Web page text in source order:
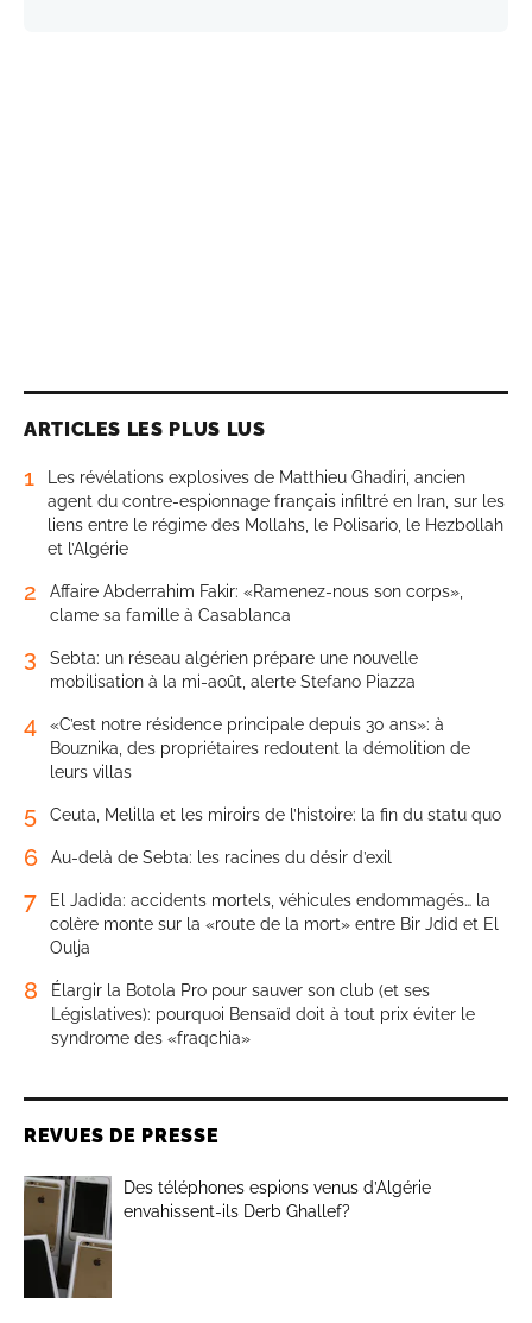
ARTICLES LES PLUS LUS
1
Les révélations explosives de Matthieu Ghadiri, ancien
agent du contre-espionnage français infiltré en Iran, sur les
liens entre le régime des Mollahs, le Polisario, le Hezbollah
et l’Algérie
2
Affaire Abderrahim Fakir: «Ramenez-nous son corps»,
clame sa famille à Casablanca
3
Sebta: un réseau algérien prépare une nouvelle
mobilisation à la mi-août, alerte Stefano Piazza
4
«C’est notre résidence principale depuis 30 ans»: à
Bouznika, des propriétaires redoutent la démolition de
leurs villas
5 Ceuta, Melilla et les miroirs de l’histoire: la fin du statu quo
6 Au-delà de Sebta: les racines du désir d’exil
7
El Jadida: accidents mortels, véhicules endommagés… la
colère monte sur la «route de la mort» entre Bir Jdid et El
Oulja
8
Élargir la Botola Pro pour sauver son club (et ses
Législatives): pourquoi Bensaïd doit à tout prix éviter le
syndrome des «fraqchia»
REVUES DE PRESSE
Des téléphones espions venus d’Algérie
envahissent-ils Derb Ghallef?